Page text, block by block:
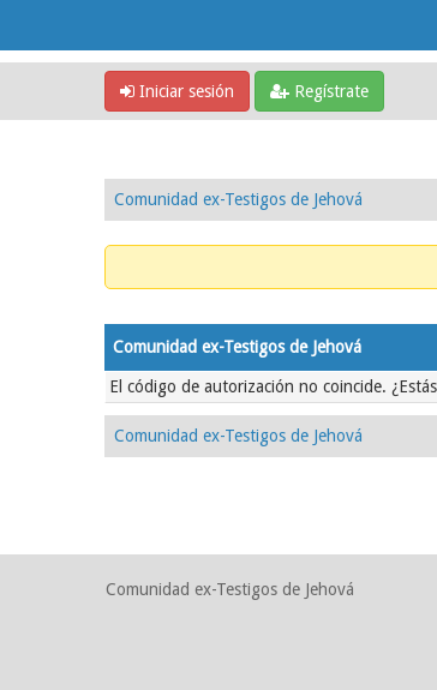
Iniciar sesión Regístrate
Comunidad ex-Testigos de Jehová
Comunidad ex-Testigos de Jehová
El código de autorización no coincide.
Comunidad ex-Testigos de Jehová
Comunidad ex-Testigos de Jehová